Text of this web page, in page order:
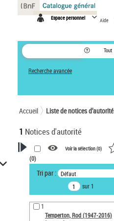
Espace personnel Aide
Tout
Recherche avancée
Accueil Liste de notices d’autorité
1 Notices d'autorité
VOTRE RECHERCHE
Recherche avancée dans les
notices d’autorité
Œuvres liées à l'auteur :
Temperton, Rod (1947-2016)
Voir la sélection (0)
(0)
Tri par : Défaut
sur 1
1
Temperton, Rod (1947-2016)
Panneau de gestion des cookies